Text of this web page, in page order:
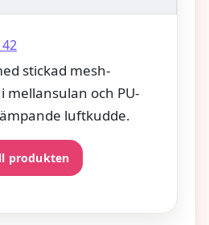
stickad mesh-
mellansulan och PU-
luftkudde.
produkten